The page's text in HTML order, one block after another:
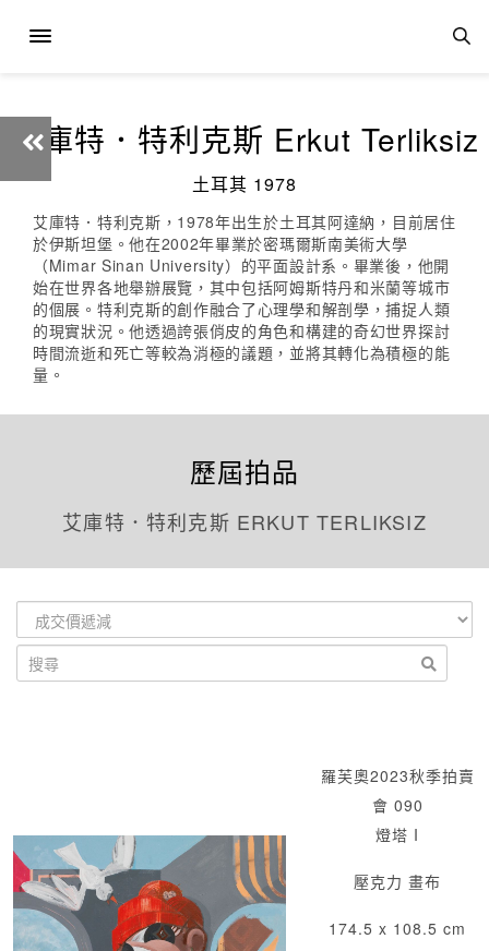
艾庫特．特利克斯 Erkut Terliksiz
土耳其 1978
艾庫特．特利克斯，1978年出生於土耳其阿達納，目前居住
於伊斯坦堡。他在2002年畢業於密瑪爾斯南美術大學
（Mimar Sinan University）的平面設計系。畢業後，他開
始在世界各地舉辦展覽，其中包括阿姆斯特丹和米蘭等城市
的個展。特利克斯的創作融合了心理學和解剖學，捕捉人類
的現實狀況。他透過誇張俏皮的角色和構建的奇幻世界探討
時間流逝和死亡等較為消極的議題，並將其轉化為積極的能
量。
歷屆拍品
艾庫特．特利克斯 ERKUT TERLIKSIZ
羅芙奧2023秋季拍賣
會 090
燈塔 I
壓克力 畫布
174.5 x 108.5 cm